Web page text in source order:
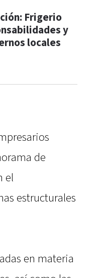
Frigerio
y
locales
de
el
estructurales
en materia